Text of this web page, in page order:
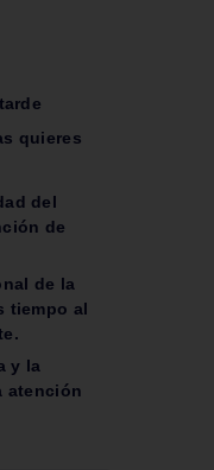
quieres
del
de
de la
tiempo al
y la
atención